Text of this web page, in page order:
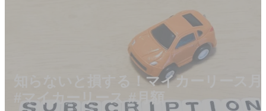
知らないと損する！マイカーリース
#マイカーリース #月額